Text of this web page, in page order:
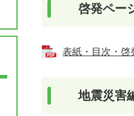
啓発ペー
表紙・目次・啓
地震災害